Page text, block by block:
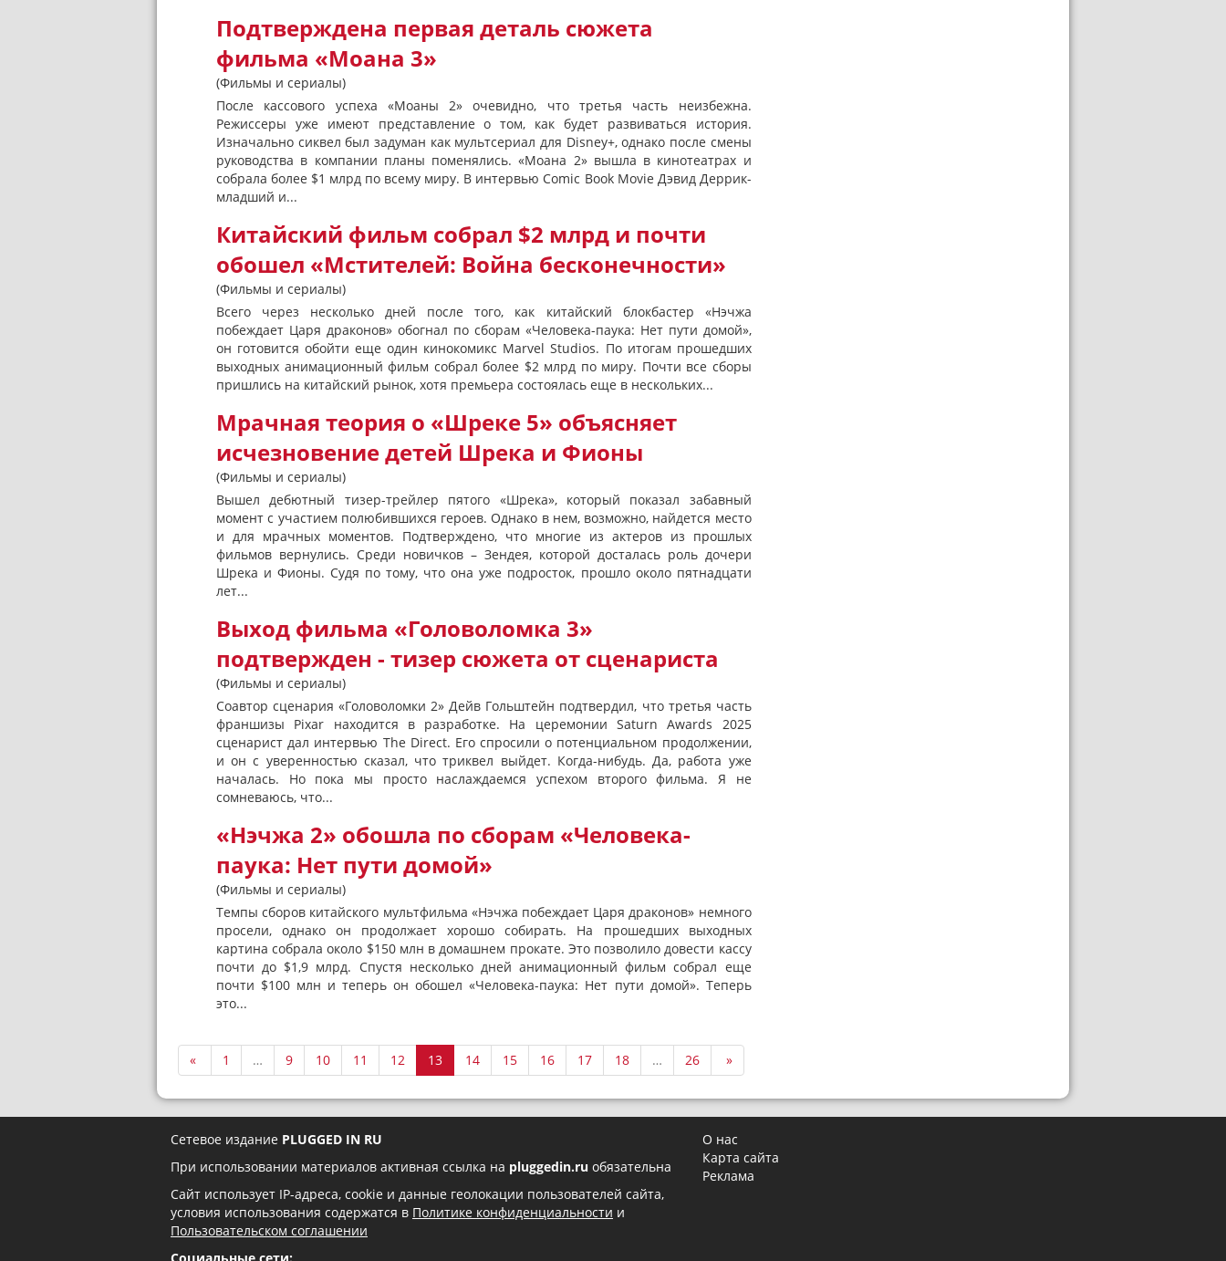
Подтверждена первая деталь сюжета
фильма «Моана 3»
(Фильмы и сериалы)
После кассового успеха «Моаны 2» очевидно, что третья часть неизбежна.
Режиссеры уже имеют представление о том, как будет развиваться история.
Изначально сиквел был задуман как мультсериал для Disney+, однако после смены
руководства в компании планы поменялись. «Моана 2» вышла в кинотеатрах и
собрала более $1 млрд по всему миру. В интервью Comic Book Movie Дэвид Деррик-
младший и...
Китайский фильм собрал $2 млрд и почти
обошел «Мстителей: Война бесконечности»
(Фильмы и сериалы)
Всего через несколько дней после того, как китайский блокбастер «Нэчжа
побеждает Царя драконов» обогнал по сборам «Человека-паука: Нет пути домой»,
он готовится обойти еще один кинокомикс Marvel Studios. По итогам прошедших
выходных анимационный фильм собрал более $2 млрд по миру. Почти все сборы
пришлись на китайский рынок, хотя премьера состоялась еще в нескольких...
Мрачная теория о «Шреке 5» объясняет
исчезновение детей Шрека и Фионы
(Фильмы и сериалы)
Вышел дебютный тизер-трейлер пятого «Шрека», который показал забавный
момент с участием полюбившихся героев. Однако в нем, возможно, найдется место
и для мрачных моментов. Подтверждено, что многие из актеров из прошлых
фильмов вернулись. Среди новичков – Зендея, которой досталась роль дочери
Шрека и Фионы. Судя по тому, что она уже подросток, прошло около пятнадцати
лет...
Выход фильма «Головоломка 3»
подтвержден - тизер сюжета от сценариста
(Фильмы и сериалы)
Соавтор сценария «Головоломки 2» Дейв Гольштейн подтвердил, что третья часть
франшизы Pixar находится в разработке. На церемонии Saturn Awards 2025
сценарист дал интервью The Direct. Его спросили о потенциальном продолжении,
и он с уверенностью сказал, что триквел выйдет. Когда-нибудь. Да, работа уже
началась. Но пока мы просто наслаждаемся успехом второго фильма. Я не
сомневаюсь, что...
«Нэчжа 2» обошла по сборам «Человека-
паука: Нет пути домой»
(Фильмы и сериалы)
Темпы сборов китайского мультфильма «Нэчжа побеждает Царя драконов» немного
просели, однако он продолжает хорошо собирать. На прошедших выходных
картина собрала около $150 млн в домашнем прокате. Это позволило довести кассу
почти до $1,9 млрд. Спустя несколько дней анимационный фильм собрал еще
почти $100 млн и теперь он обошел «Человека-паука: Нет пути домой». Теперь
это...
« 1 … 9 10 11 12 13 14 15 16 17 18 … 26 »
Сетевое издание PLUGGED IN RU
При использовании материалов активная ссылка на pluggedin.ru обязательна
Сайт использует IP-адреса, cookie и данные геолокации пользователей сайта,
условия использования содержатся в Политике конфиденциальности и
Пользовательском соглашении
О нас
Карта сайта
Реклама